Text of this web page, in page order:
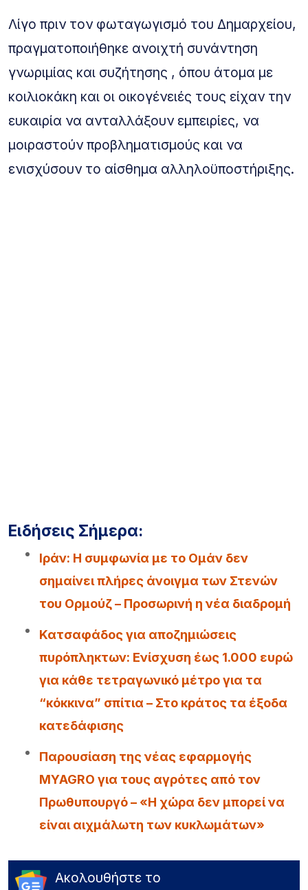
Λίγο πριν τον φωταγωγισμό του Δημαρχείου,
πραγματοποιήθηκε ανοιχτή συνάντηση
γνωριμίας και συζήτησης , όπου άτομα με
κοιλιοκάκη και οι οικογένειές τους είχαν την
ευκαιρία να ανταλλάξουν εμπειρίες, να
μοιραστούν προβληματισμούς και να
ενισχύσουν το αίσθημα αλληλοϋποστήριξης.
Ειδήσεις Σήμερα:
Iράν: Η συμφωνία με το Ομάν δεν
σημαίνει πλήρες άνοιγμα των Στενών
του Ορμούζ – Προσωρινή η νέα διαδρομή
Κατσαφάδος για αποζημιώσεις
πυρόπληκτων: Ενίσχυση έως 1.000 ευρώ
για κάθε τετραγωνικό μέτρο για τα
“κόκκινα” σπίτια – Στο κράτος τα έξοδα
κατεδάφισης
Παρουσίαση της νέας εφαρμογής
MYAGRO για τους αγρότες από τον
Πρωθυπουργό – «Η χώρα δεν μπορεί να
είναι αιχμάλωτη των κυκλωμάτων»
Ακολουθήστε το